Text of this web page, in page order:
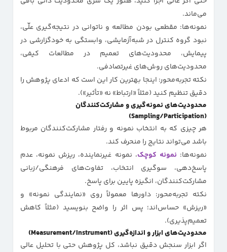
می‌ماند.
نمونه‌ها: مقطعی بودن مطالعه و ناتوانی در نتیجه‌گیری علّی،
نبود گروه کنترل در شبه‌آزمایشی، وابستگی به خودگزارشی در
پیمایش، محدودیت‌های تعمیم در مطالعات کیفی،
محدودیت‌های روش‌های غیرتصادفی.
نکته تجربه‌محور: اینجا بهترین کار این است که ادعای پژوهش را
دقیق تنظیم کنید (مثلاً «ارتباط» نه «تأثیر»).
محدودیت‌های نمونه‌گیری و مشارکت‌کنندگان
(Sampling/Participation)
هر چیزی که به انتخاب نمونه و رفتار مشارکت‌کنندگان مربوط
باشد می‌تواند نتایج را منحرف کند.
نمونه‌ها: نمونه کوچک، نمونه غیرنماینده، ریزش نمونه، عدم
پاسخ‌دهی، سوگیری انتخاب، تفاوت‌های فرهنگی/زبانی
مشارکت‌کنندگان، انگیزه پایین برای پاسخ.
نکته تجربه‌محور: داورها معمولاً روی «نمایندگی نمونه» و
«ریزش» حساس‌اند؛ پس اثر را واضح بنویسید (مثلاً کاهش
تعمیم‌پذیری).
محدودیت‌های ابزار و اندازه‌گیری (Measurement/Instrument)
اگر ابزار سنجش دقیق نباشد، کل پژوهش حتی با تحلیل عالی